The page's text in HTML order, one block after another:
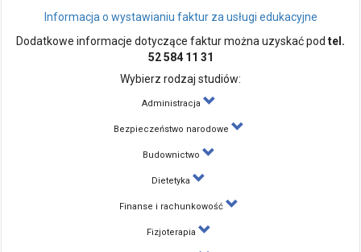
Informacja o wystawianiu faktur za usługi edukacyjne
Dodatkowe informacje dotyczące faktur można uzyskać pod tel.
52 584 11 31
Wybierz rodzaj studiów:
Administracja
Bezpieczeństwo narodowe
Budownictwo
Dietetyka
Finanse i rachunkowość
Fizjoterapia